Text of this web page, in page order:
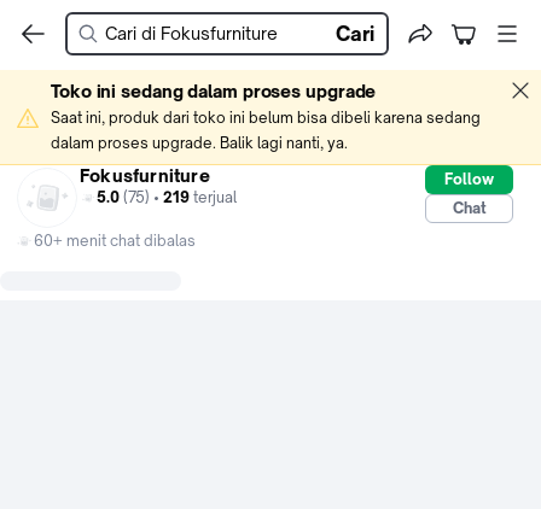
Cari
Toko ini sedang dalam proses upgrade
Saat ini, produk dari toko ini belum bisa dibeli karena sedang
dalam proses upgrade. Balik lagi nanti, ya.
Fokusfurniture
5.0 (75) • 219 terjual
Follow
Chat
60+ menit chat dibalas